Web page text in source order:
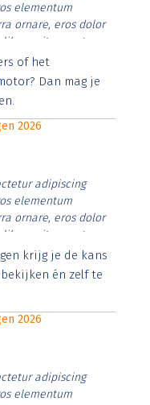
elementum
ornare, eros dolor
vitae erat.
id rutrum lorem
tristique posuere.
of het
Dan mag je
2026
adipiscing
elementum
ornare, eros dolor
vitae erat.
id rutrum lorem
posuere.
krijg je de kans
én zelf te
2026
adipiscing
elementum